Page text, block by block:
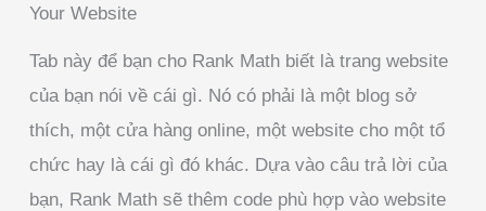
Your Website
Tab này để bạn cho Rank Math biết là trang website
của bạn nói về cái gì. Nó có phải là một blog sở
thích, một cửa hàng online, một website cho một tổ
chức hay là cái gì đó khác. Dựa vào câu trả lời của
bạn, Rank Math sẽ thêm code phù hợp vào website